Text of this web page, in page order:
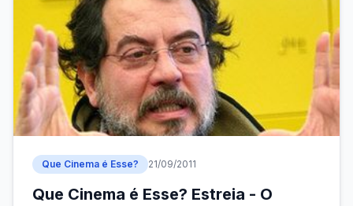
Que Cinema é Esse? 21/09/2011
Que Cinema é Esse? Estreia - O